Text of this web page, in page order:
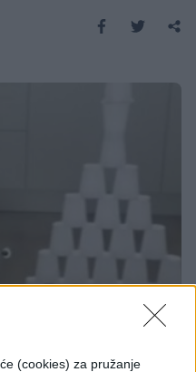
(cookies) za pružanje